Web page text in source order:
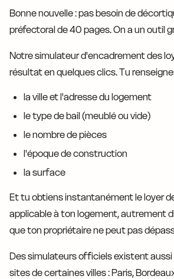
Bonne nouvelle : pas besoin de
préfectoral de 40 pages. On a un outil
Notre simulateur d'encadrement des
résultat en quelques clics. Tu
la ville et l'adresse du logement
le type de bail (meublé ou vide)
le nombre de pièces
l'époque de construction
la surface
Et tu obtiens instantanément le loyer
applicable à ton logement, autrement
que ton propriétaire ne peut pas
Des simulateurs officiels existent
sites de certaines villes : Paris,